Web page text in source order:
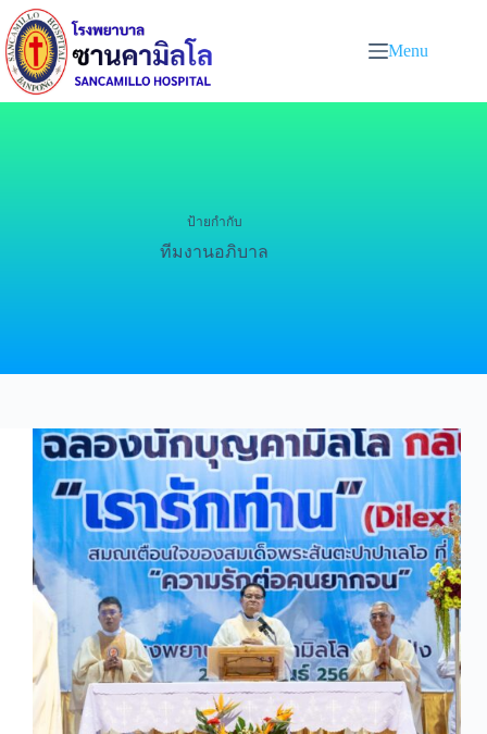
Menu
ป้ายกำกับ
ทีมงานอภิบาล